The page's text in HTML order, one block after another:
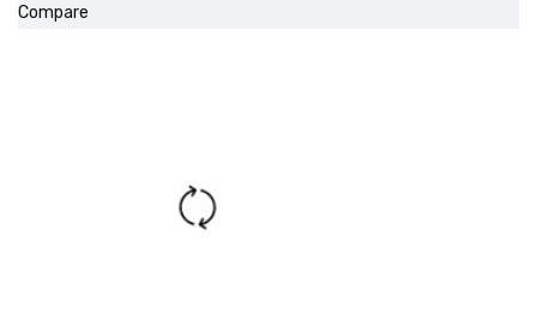
Compare